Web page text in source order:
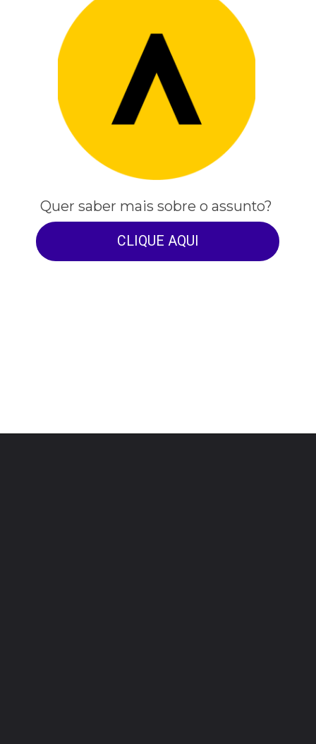
Quer saber mais sobre o assunto?
CLIQUE AQUI